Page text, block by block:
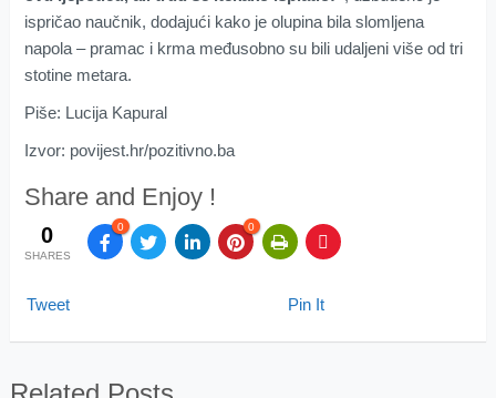
ispričao naučnik, dodajući kako je olupina bila slomljena
napola – pramac i krma međusobno su bili udaljeni više od tri
stotine metara.
Piše: Lucija Kapural
Izvor: povijest.hr/pozitivno.ba
Share and Enjoy !
0
SHARES
0 0
Tweet Pin It